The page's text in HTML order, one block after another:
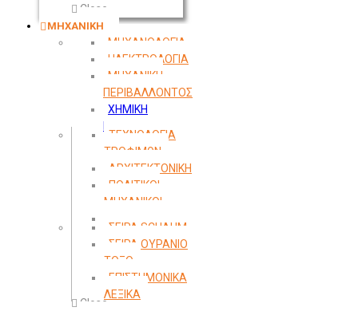
Close
ΜΗΧΑΝΙΚΗ
ΜΗΧΑΝΟΛΟΓΙΑ
ΗΛΕΚΤΡΟΛΟΓΙΑ
ΜΗΧΑΝΙΚΗ
ΠΕΡΙΒΑΛΛΟΝΤΟΣ
ΧΗΜΙΚΗ
ΤΕΧΝΟΛΟΓΙΑ
ΤΡΟΦΙΜΩΝ
ΑΡΧΙΤΕΚΤΟΝΙΚΗ
ΠΟΛΙΤΙΚΟΙ
ΜΗΧΑΝΙΚΟΙ
ΣΕΙΡΑ SCHAUM
ΣΕΙΡΑ ΟΥΡΑΝΙΟ
ΤΟΞΟ
ΕΠΙΣΤΗΜΟΝΙΚΑ
ΛΕΞΙΚΑ
Close